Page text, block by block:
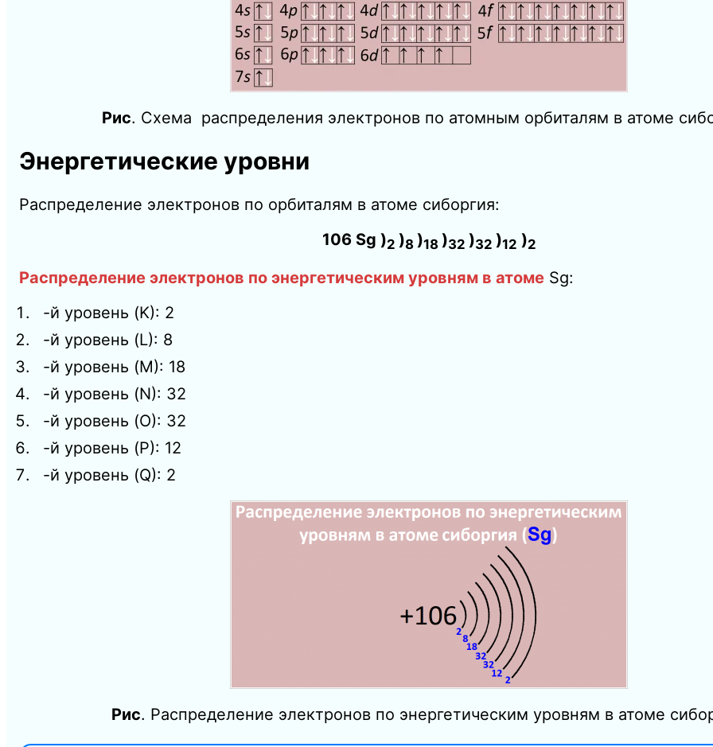
Рис. Схема распределения электронов по атомным орбиталям в атоме
Энергетические уровни
Распределение электронов по орбиталям в атоме сиборгия:
106 Sg )2 )8 )18 )32 )32 )12 )2
Распределение электронов по энергетическим уровням в атоме Sg:
-й уровень (K): 2
-й уровень (L): 8
-й уровень (M): 18
-й уровень (N): 32
-й уровень (O): 32
-й уровень (P): 12
-й уровень (Q): 2
Рис. Распределение электронов по энергетическим уровням в атоме